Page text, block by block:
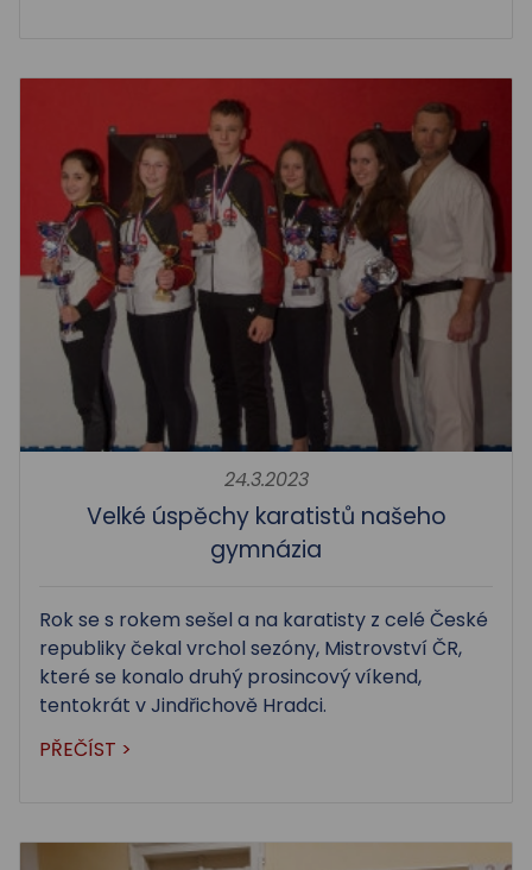
24.3.2023
Velké úspěchy karatistů našeho
gymnázia
Rok se s rokem sešel a na karatisty z celé České
republiky čekal vrchol sezóny, Mistrovství ČR,
které se konalo druhý prosincový víkend,
tentokrát v Jindřichově Hradci.
PŘEČÍST